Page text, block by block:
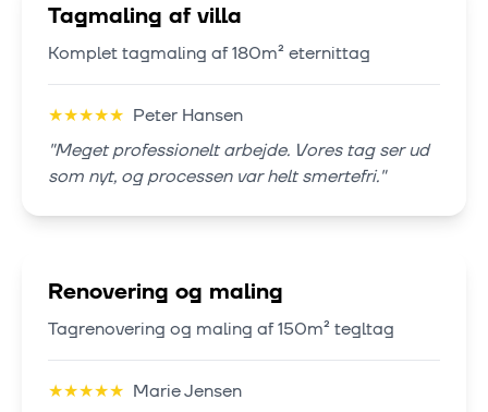
Tagmaling af villa
Komplet tagmaling af 180m² eternittag
★★★★★ Peter Hansen
"Meget professionelt arbejde. Vores tag ser ud
som nyt, og processen var helt smertefri."
Renovering og maling
Tagrenovering og maling af 150m² tegltag
★★★★★ Marie Jensen